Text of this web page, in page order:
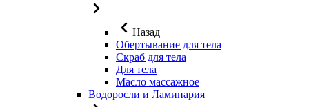
Назад
Обертывание для тела
Скраб для тела
Для тела
Масло массажное
Водоросли и Ламинария